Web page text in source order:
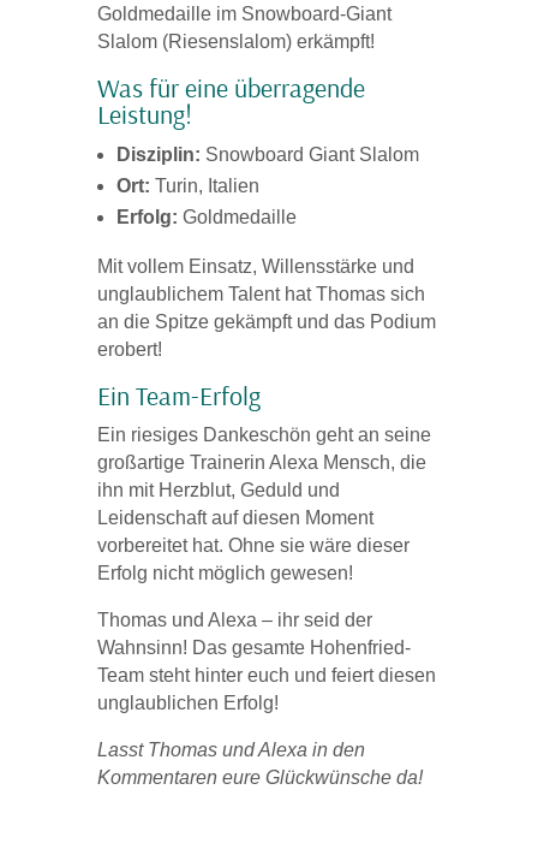
Goldmedaille im Snowboard-Giant
Slalom (Riesenslalom) erkämpft!
Was für eine überragende
Leistung!
Disziplin: Snowboard Giant Slalom
Ort: Turin, Italien
Erfolg: Goldmedaille
Mit vollem Einsatz, Willensstärke und
unglaublichem Talent hat Thomas sich
an die Spitze gekämpft und das Podium
erobert!
Ein Team-Erfolg
Ein riesiges Dankeschön geht an seine
großartige Trainerin Alexa Mensch, die
ihn mit Herzblut, Geduld und
Leidenschaft auf diesen Moment
vorbereitet hat. Ohne sie wäre dieser
Erfolg nicht möglich gewesen!
Thomas und Alexa – ihr seid der
Wahnsinn! Das gesamte Hohenfried-
Team steht hinter euch und feiert diesen
unglaublichen Erfolg!
Lasst Thomas und Alexa in den
Kommentaren eure Glückwünsche da!